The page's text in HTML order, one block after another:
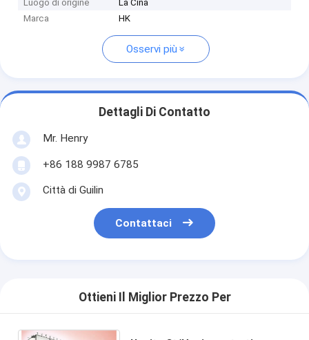
Luogo di origine
La Cina
Marca
HK
Osservi più
Dettagli Di Contatto
Mr. Henry
+86 188 9987 6785
Città di Guilin
Contattaci
Ottieni Il Miglior Prezzo Per